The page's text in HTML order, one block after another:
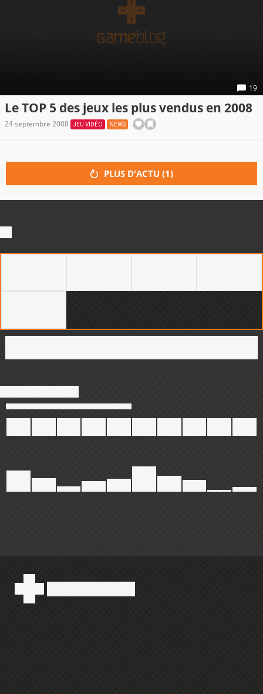
19
Le TOP 5 des jeux les plus vendus en 2008
24 septembre 2008 JEU VIDÉO NEWS
PLUS D'ACTU (1)